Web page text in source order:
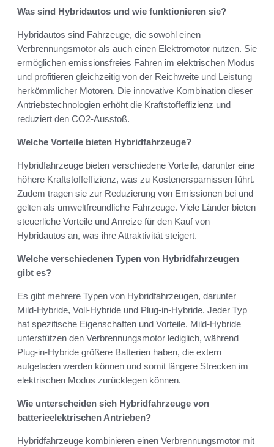
Was sind Hybridautos und wie funktionieren sie?
Hybridautos sind Fahrzeuge, die sowohl einen
Verbrennungsmotor als auch einen Elektromotor nutzen. Sie
ermöglichen emissionsfreies Fahren im elektrischen Modus
und profitieren gleichzeitig von der Reichweite und Leistung
herkömmlicher Motoren. Die innovative Kombination dieser
Antriebstechnologien erhöht die Kraftstoffeffizienz und
reduziert den CO2-Ausstoß.
Welche Vorteile bieten Hybridfahrzeuge?
Hybridfahrzeuge bieten verschiedene Vorteile, darunter eine
höhere Kraftstoffeffizienz, was zu Kostenersparnissen führt.
Zudem tragen sie zur Reduzierung von Emissionen bei und
gelten als umweltfreundliche Fahrzeuge. Viele Länder bieten
steuerliche Vorteile und Anreize für den Kauf von
Hybridautos an, was ihre Attraktivität steigert.
Welche verschiedenen Typen von Hybridfahrzeugen
gibt es?
Es gibt mehrere Typen von Hybridfahrzeugen, darunter
Mild-Hybride, Voll-Hybride und Plug-in-Hybride. Jeder Typ
hat spezifische Eigenschaften und Vorteile. Mild-Hybride
unterstützen den Verbrennungsmotor lediglich, während
Plug-in-Hybride größere Batterien haben, die extern
aufgeladen werden können und somit längere Strecken im
elektrischen Modus zurücklegen können.
Wie unterscheiden sich Hybridfahrzeuge von
batterieelektrischen Antrieben?
Hybridfahrzeuge kombinieren einen Verbrennungsmotor mit